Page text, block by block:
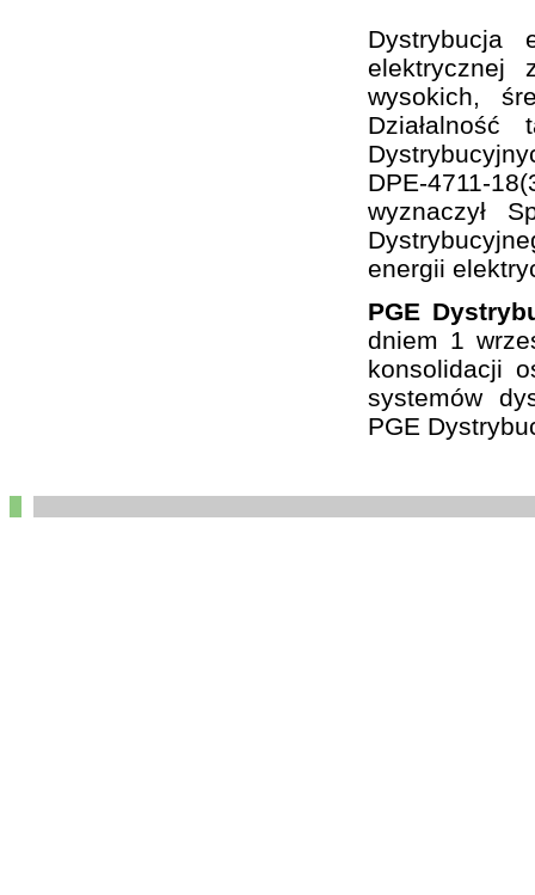
Dystrybucja
elektrycznej
wysokich,
DPE-4711-
wyznaczył
energii
PGE
dniem 1
konsolidacji
systemów
PGE